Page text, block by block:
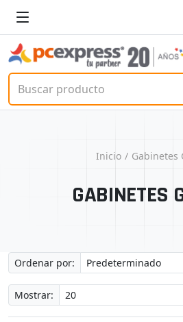
Inicio Gabinetes
GABINETES
Ordenar por:
Mostrar: